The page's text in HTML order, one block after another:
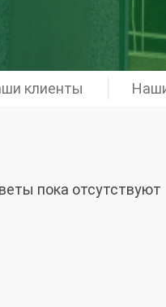
клиенты
пока отсутствуют